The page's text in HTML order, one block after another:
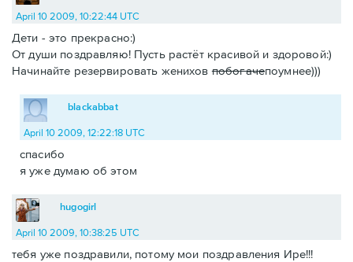
April 10 2009, 10:22:44 UTC
Дети - это прекрасно:)
От души поздравляю! Пусть растёт красивой и здоровой:)
Начинайте резервировать жениховпобогачепоумнее)))
blackabbat
April 10 2009, 12:22:18 UTC
спасибо
я уже думаю об этом
hugogirl
April 10 2009, 10:38:25 UTC
тебя уже поздравили, потому мои поздравления Ире!!!